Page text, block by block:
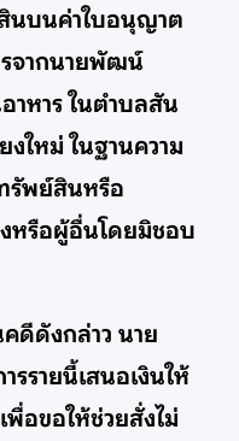
นบนค่าใบอนุญาต
รจากนายพัฒน์
าหาร ในตำบลสัน
งใหม่ ในฐานความ
รัพย์สินหรือ
หรือผู้อื่นโดยมิชอบ
คดีดังกล่าว นาย
รายนี้เสนอเงินให้
อขอให้ช่วยสั่งไม่